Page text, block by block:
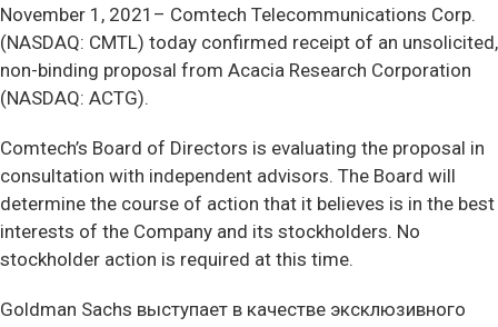
November 1, 2021– Comtech Telecommunications Corp.
(NASDAQ: CMTL) today confirmed receipt of an unsolicited,
non-binding proposal from Acacia Research Corporation
(NASDAQ: ACTG).
Comtech’s Board of Directors is evaluating the proposal in
consultation with independent advisors. The Board will
determine the course of action that it believes is in the best
interests of the Company and its stockholders. No
stockholder action is required at this time.
Goldman Sachs выступает в качестве эксклюзивного